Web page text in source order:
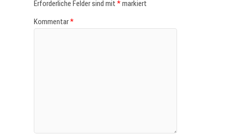
Erforderliche Felder sind mit*markiert
Kommentar*